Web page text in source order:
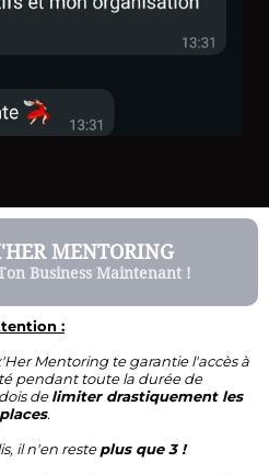
MENTORING
Business Maintenant !
:
Mentoring te garantie l'accès à
pendant toute la durée de
delimiter drastiquement les
places.
il n'en resteplus que 3 !